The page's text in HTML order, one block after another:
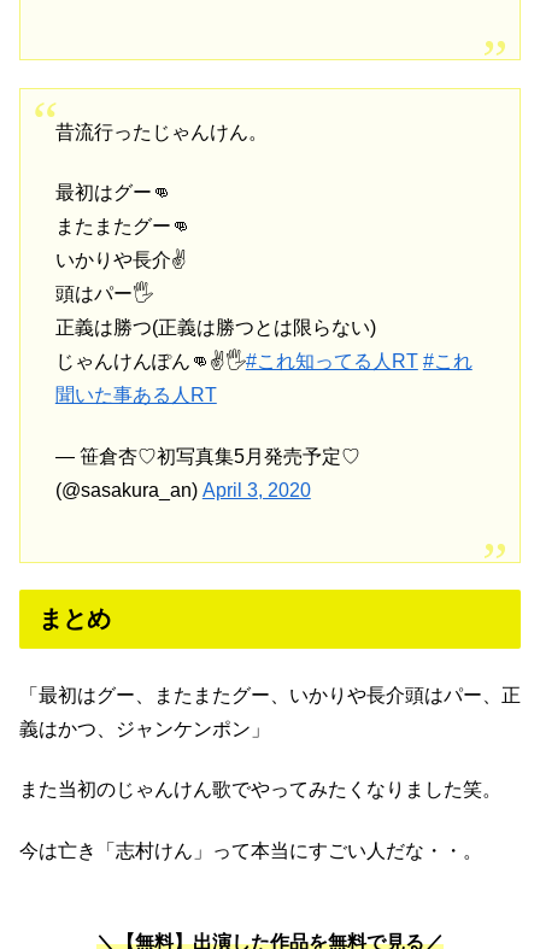
昔流行ったじゃんけん。
最初はグー👊
またまたグー👊
いかりや長介✌️
頭はパー🖐
正義は勝つ(正義は勝つとは限らない)
じゃんけんぽん👊✌️🖐#これ知ってる人RT #これ
聞いた事ある人RT
— 笹倉杏♡初写真集5月発売予定♡
(@sasakura_an) April 3, 2020
まとめ
「最初はグー、またまたグー、いかりや長介頭はパー、正
義はかつ、ジャンケンポン」
また当初のじゃんけん歌でやってみたくなりました笑。
今は亡き「志村けん」って本当にすごい人だな・・。
＼【無料】出演した作品を無料で見る／